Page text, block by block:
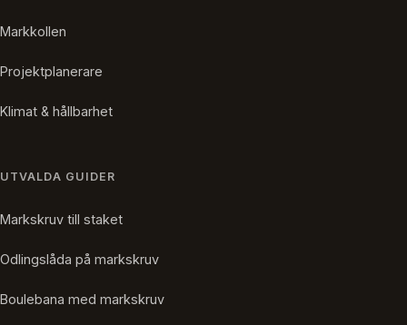
Markkollen
Projektplanerare
Klimat & hållbarhet
UTVALDA GUIDER
Markskruv till staket
Odlingslåda på markskruv
Boulebana med markskruv